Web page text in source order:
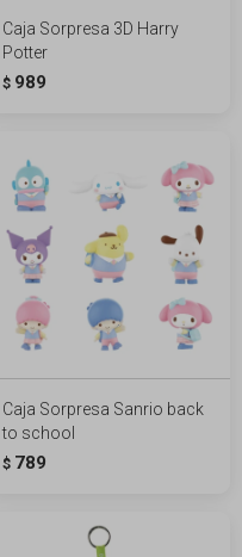
Caja Sorpresa 3D Harry
Potter
$ 989
Caja Sorpresa Sanrio back
to school
$ 789